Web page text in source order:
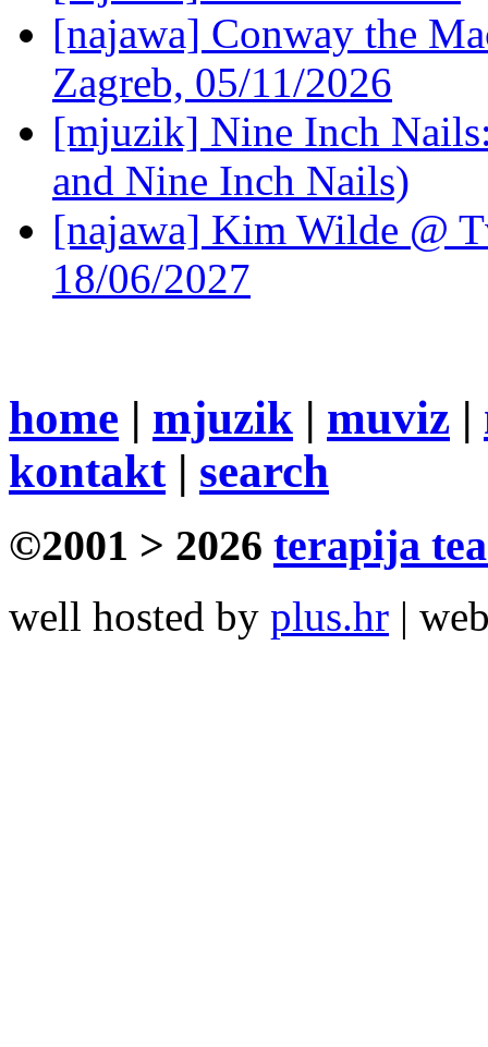
[najawa] Conway the
Zagreb, 05/11/2026
[mjuzik] Nine Inch
and Nine Inch Nails)
[najawa] Kim Wilde @
18/06/2027
home | mjuzik | muviz |
kontakt| search
©2001 > 2026 terapija
well hosted by plus.hr |